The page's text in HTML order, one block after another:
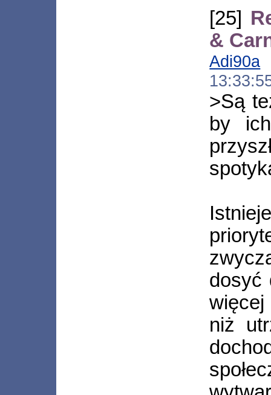
[25]
&
Adi90a
>Są
by
dosyć
niż